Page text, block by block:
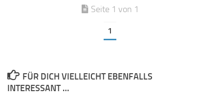
Seite 1 von 1
1
FÜR DICH VIELLEICHT EBENFALLS
INTERESSANT …